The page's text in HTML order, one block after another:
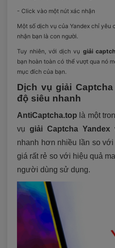
- Click vào một nút xác nhận
Một số dịch vụ của Yandex chỉ yêu
nhận bạn là con người.
Tuy nhiên, với dịch vụ giải
bạn hoàn toàn có thể vượt qua nó
mục đích của bạn.
Dịch vụ giải
độ siêu nhanh
AntiCaptcha.top là một
vụ giải Captcha Yandex
nhanh hơn nhiều lần so
giá rất rẻ so với hiệu quả
người dùng sử dụng.